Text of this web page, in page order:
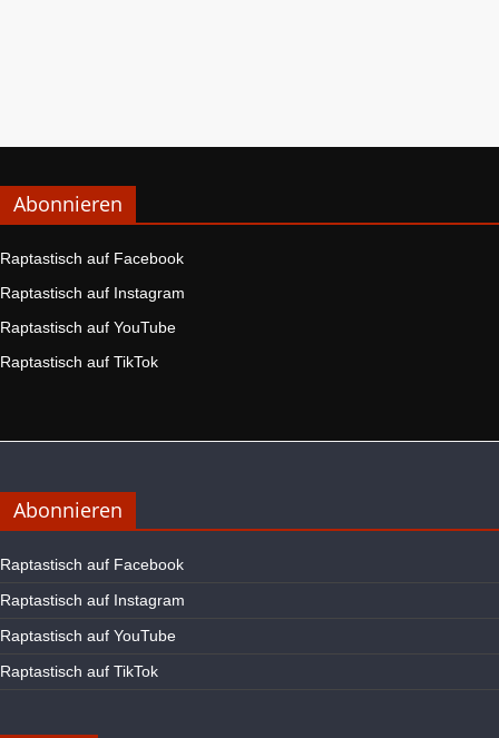
Abonnieren
Raptastisch auf Facebook
Raptastisch auf Instagram
Raptastisch auf YouTube
Raptastisch auf TikTok
Abonnieren
Raptastisch auf Facebook
Raptastisch auf Instagram
Raptastisch auf YouTube
Raptastisch auf TikTok